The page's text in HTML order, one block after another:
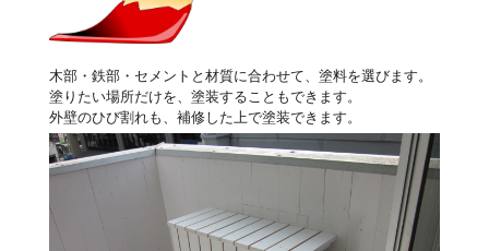
木部・鉄部・セメントと材質に合わせて、塗料を選びます。
塗りたい場所だけを、塗装することもできます。
外壁のひび割れも、補修した上で塗装できます。